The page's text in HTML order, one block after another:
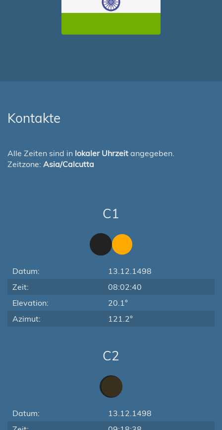
Kontakte
Alle Zeiten sind in lokaler Uhrzeit angegeben.
Zeitzone: Asia/Calcutta
C1
Datum:
13.12.1498
Zeit:
08:02:40
Elevation:
20.1°
Azimut:
121.2°
C2
Datum:
13.12.1498